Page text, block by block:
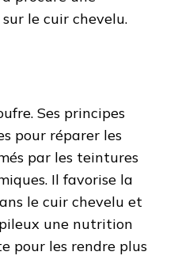
le cuir chevelu.
Ses principes
pour réparer les
par les teintures
Il favorise la
le cuir chevelu et
une nutrition
pour les rendre plus